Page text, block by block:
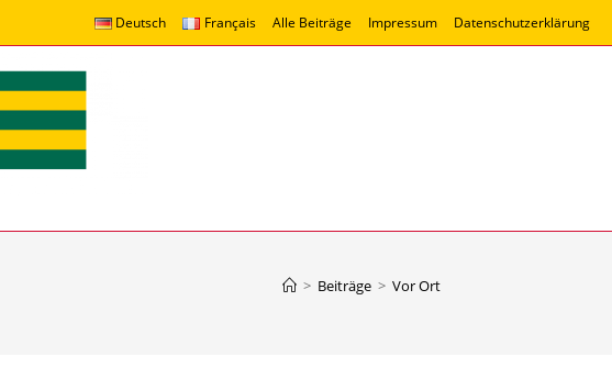
Deutsch Français Alle Beiträge Impressum Datenschutzerklärung
> Beiträge > Vor Ort